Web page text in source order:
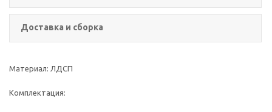
Доставка и сборка
Материал: ЛДСП
Комплектация: